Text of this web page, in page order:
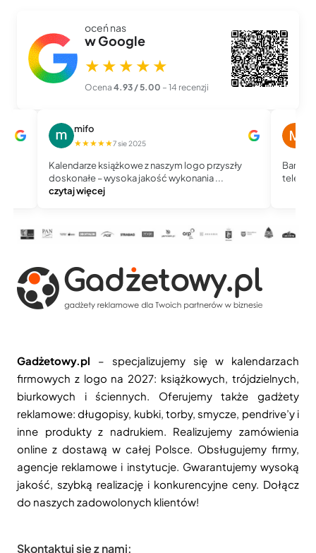
oceń nas
w Google
★★★★★
Ocena 4.93 / 5.00 – 14 recenzji
mifo
★★★★★7 sie 2025
Kalendarze książkowe z naszym logo przyszły
doskonałe – wysoka jakość wykonania ...
czytaj więcej
Bardzo
Gadżetowy.pl – specjalizujemy się w kalendarzach
firmowych z logo na 2027: książkowych, trójdzielnych,
biurkowych i ściennych. Oferujemy także gadżety
reklamowe: długopisy, kubki, torby, smycze, pendrive’y i
inne produkty z nadrukiem. Realizujemy zamówienia
online z dostawą w całej Polsce. Obsługujemy firmy,
agencje reklamowe i instytucje. Gwarantujemy wysoką
jakość, szybką realizację i konkurencyjne ceny. Dołącz
do naszych zadowolonych klientów!
Skontaktuj się z nami: